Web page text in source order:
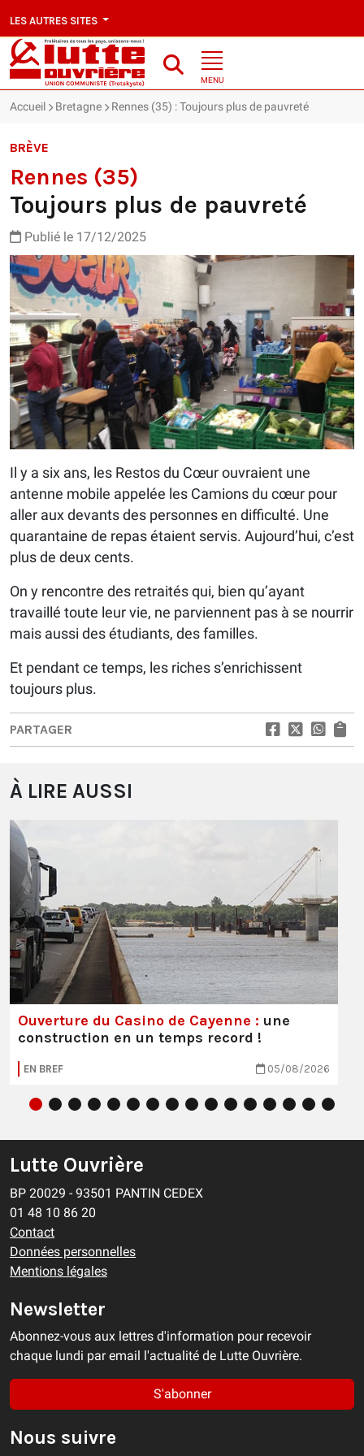
LES AUTRES SITES
MENU
Accueil Bretagne Rennes (35) : Toujours plus de pauvreté
BRÈVE
Rennes (35)
Toujours plus de pauvreté
Publié le 17/12/2025
Il y a six ans, les Restos du Cœur ouvraient une
antenne mobile appelée les Camions du cœur pour
aller aux devants des personnes en difficulté. Une
quarantaine de repas étaient servis. Aujourd’hui, c’est
plus de deux cents.
On y rencontre des retraités qui, bien qu’ayant
travaillé toute leur vie, ne parviennent pas à se nourrir
mais aussi des étudiants, des familles.
Et pendant ce temps, les riches s’enrichissent
toujours plus.
PARTAGER
À LIRE AUSSI
Ouverture du Casino de Cayenne : une
construction en un temps record !
EN BREF 05/08/2026
Lutte Ouvrière
BP 20029 - 93501 PANTIN CEDEX
01 48 10 86 20
Contact
Données personnelles
Mentions légales
Newsletter
Abonnez-vous aux lettres d'information pour recevoir
chaque lundi par email l'actualité de Lutte Ouvrière.
S'abonner
Nous suivre